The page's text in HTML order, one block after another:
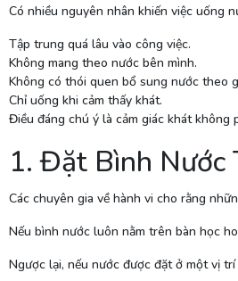
Có nhiều nguyên nhân khiến việc uống
Tập trung quá lâu vào công việc.
Không mang theo nước bên mình.
Không có thói quen bổ sung nước theo
Chỉ uống khi cảm thấy khát.
Điều đáng chú ý là cảm giác khát không
1. Đặt Bình Nước
Các chuyên gia về hành vi cho rằng
Nếu bình nước luôn nằm trên bàn học
Ngược lại, nếu nước được đặt ở một vị